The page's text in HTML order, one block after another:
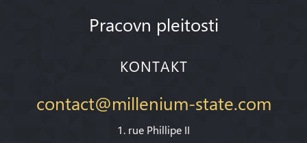
Pracovn pleitosti
KONTAKT
contact@millenium-state.com
1. rue Phillipe II